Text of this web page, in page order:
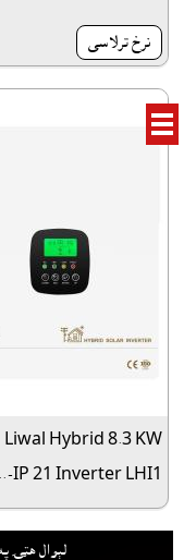
نرخ ترلاسى
Liwal Hybrid 8.3 KW
IP 21 Inverter LHI1-...
لېوال هټۍ